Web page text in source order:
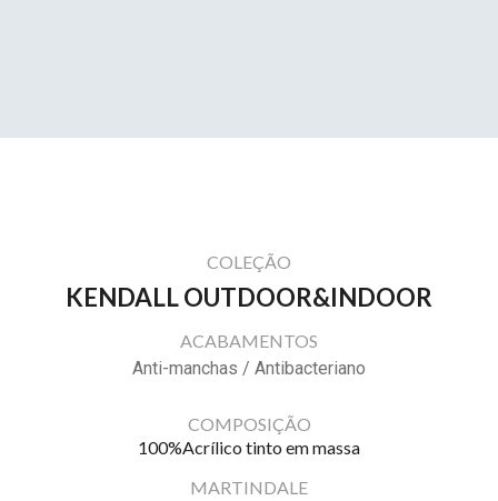
COLEÇÃO
KENDALL OUTDOOR&INDOOR
ACABAMENTOS
Anti-manchas / Antibacteriano
COMPOSIÇÃO
100%Acrílico tinto em massa
MARTINDALE